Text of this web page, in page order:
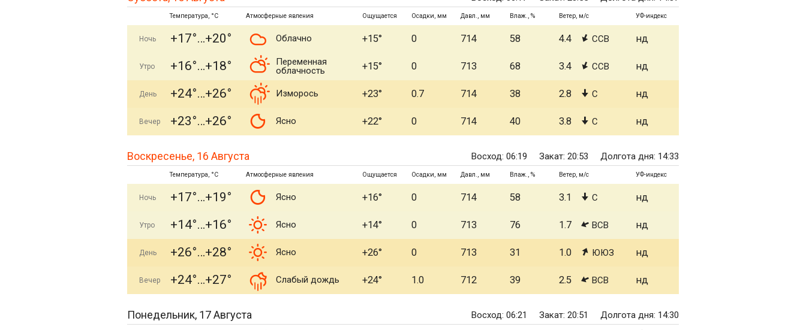
Температура, °C Атмосферные явления Ощущается Осадки, мм Давл., мм Влаж., % Ветер, м/с УФ-индекс
Ночь +17° +20° Облачно +15° 0 714 58 4.4 ССВ нд
Утро +16° +18°
Переменная
облачность
+15° 0 713 68 3.4 ССВ нд
День +24° +26° Изморось +23° 0.7 714 38 2.8 С нд
Вечер +23° +26° Ясно +22° 0 714 40 3.8 С нд
Воскресенье, 16 Августа Восход: 06:19 Закат: 20:53 Долгота дня: 14:33
Температура, °C Атмосферные явления Ощущается Осадки, мм Давл., мм Влаж., % Ветер, м/с УФ-индекс
Ночь +17° +19° Ясно +16° 0 714 58 3.1 С нд
Утро +14° +16° Ясно +14° 0 713 76 1.7 ВСВ нд
День +26° +28° Ясно +26° 0 713 31 1.0 ЮЮЗ нд
Вечер +24° +27° Слабый дождь +24° 1.0 712 39 2.5 ВСВ нд
Понедельник, 17 Августа Восход: 06:21 Закат: 20:51 Долгота дня: 14:30